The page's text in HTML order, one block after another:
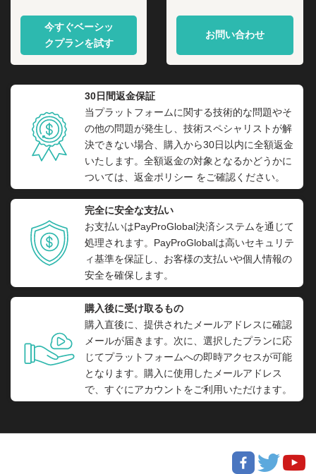
今すぐベーシッ
クプランを試す
お問い合わせ
30日間返金保証
当プラットフォームに関する技術的な問題やそ
の他の問題が発生し、技術スペシャリストが解
決できない場合、購入から30日以内に全額返金
いたします。全額返金の対象となるかどうかに
ついては、返金ポリシー をご確認ください。
完全に安全な支払い
お支払いはPayProGlobal決済システムを通じて
処理されます。PayProGlobalは高いセキュリテ
ィ基準を保証し、お客様の支払いや個人情報の
安全を確保します。
購入後に受け取るもの
購入直後に、提供されたメールアドレスに確認
メールが届きます。次に、選択したプランに応
じてプラットフォームへの即時アクセスが可能
となります。購入に使用したメールアドレス
で、すぐにアカウントをご利用いただけます。